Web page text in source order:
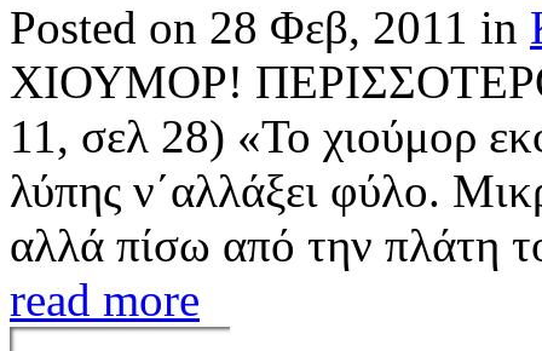
Posted on 28 Φεβ, 2011 in
ΧΙΟΥΜΟΡ!
11, σελ 28) «Το χιούμορ
λύπης ν΄αλλάξει φύλο.
αλλά πίσω από την πλάτη
read more